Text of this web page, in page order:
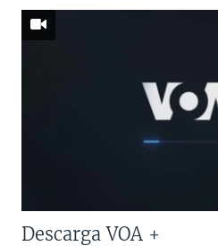
Descarga VOA +